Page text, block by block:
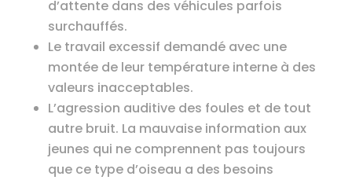
d’attente dans des véhicules parfois
surchauffés.
Le travail excessif demandé avec une
montée de leur température interne à des
valeurs inacceptables.
L’agression auditive des foules et de tout
autre bruit. La mauvaise information aux
jeunes qui ne comprennent pas toujours
que ce type d’oiseau a des besoins